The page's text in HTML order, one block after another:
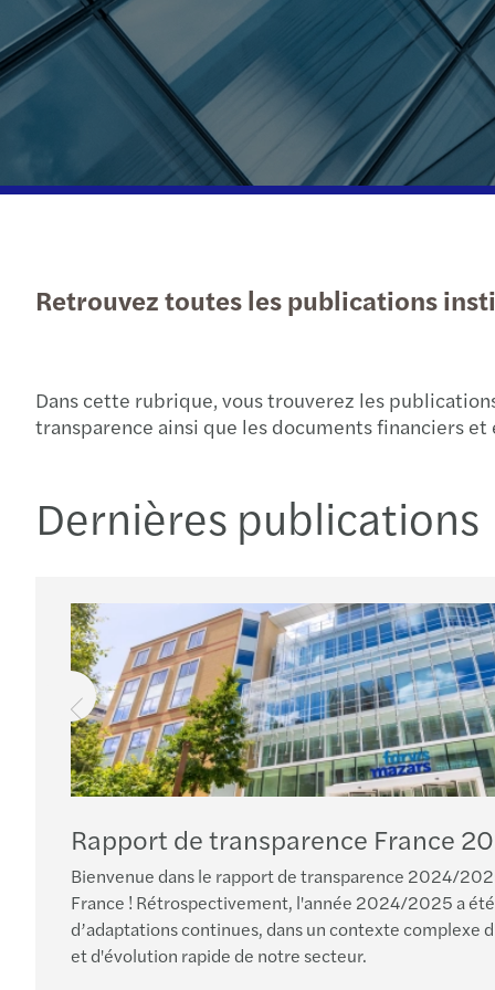
En savoir plus
Retrouvez toutes les publications
Dans cette rubrique, vous trouverez les
transparence ainsi que les documents financiers
Dernières publications
Rapport de transparence France
Bienvenue dans le rapport de transparence 2024/
France ! Rétrospectivement, l'année 2024/2025 a
d’adaptations continues, dans un contexte complexe
et d'évolution rapide de notre secteur.